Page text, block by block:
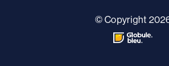
© Copyright